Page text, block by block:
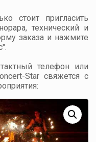
стоит пригласить
технический и
заказа и нажмите
телефон или
Star свяжется с